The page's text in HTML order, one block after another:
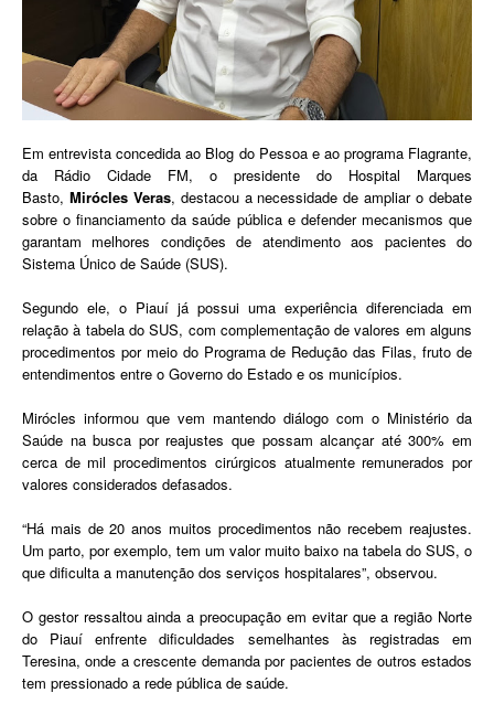
Em entrevista concedida ao Blog do Pessoa e ao programa Flagrante,
da Rádio Cidade FM, o presidente do Hospital Marques
Basto, Mirócles Veras, destacou a necessidade de ampliar o debate
sobre o financiamento da saúde pública e defender mecanismos que
garantam melhores condições de atendimento aos pacientes do
Sistema Único de Saúde (SUS).
Segundo ele, o Piauí já possui uma experiência diferenciada em
relação à tabela do SUS, com complementação de valores em alguns
procedimentos por meio do Programa de Redução das Filas, fruto de
entendimentos entre o Governo do Estado e os municípios.
Mirócles informou que vem mantendo diálogo com o Ministério da
Saúde na busca por reajustes que possam alcançar até 300% em
cerca de mil procedimentos cirúrgicos atualmente remunerados por
valores considerados defasados.
“Há mais de 20 anos muitos procedimentos não recebem reajustes.
Um parto, por exemplo, tem um valor muito baixo na tabela do SUS, o
que dificulta a manutenção dos serviços hospitalares”, observou.
O gestor ressaltou ainda a preocupação em evitar que a região Norte
do Piauí enfrente dificuldades semelhantes às registradas em
Teresina, onde a crescente demanda por pacientes de outros estados
tem pressionado a rede pública de saúde.